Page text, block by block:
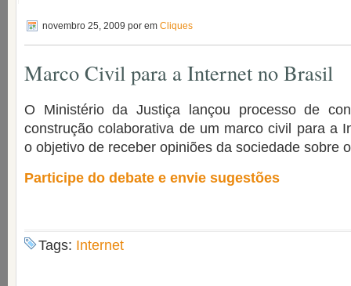
novembro 25, 2009 por em Cliques
Marco Civil para a Internet no Brasil
O Ministério da Justiça lançou processo de
construção colaborativa de um marco civil para a
o objetivo de receber opiniões da sociedade sobre
Participe do debate e envie sugestões
Tags: Internet